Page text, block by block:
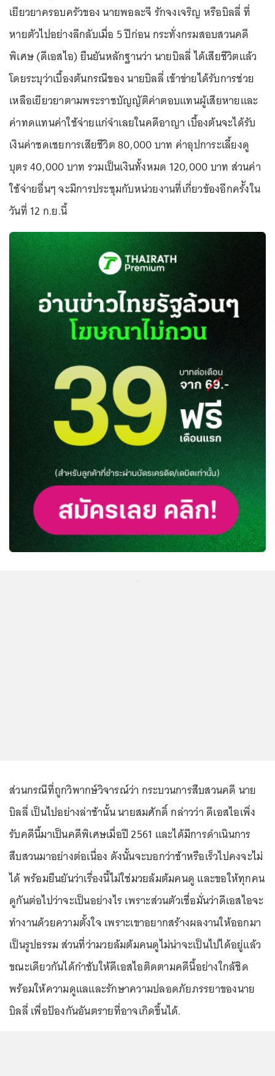
เยียวยาครอบครัวของ นายพอละจี รักจงเจริญ หรือบิลลี่ ที่
หายตัวไปอย่างลึกลับเมื่อ 5 ปีก่อน กระทั่งกรมสอบสวนคดี
พิเศษ (ดีเอสไอ) ยืนยันหลักฐานว่า นายบิลลี่ ได้เสียชีวิตแล้ว
โดยระบุว่าเบื้องต้นกรณีของ นายบิลลี่ เข้าข่ายได้รับการช่วย
เหลือเยียวยาตามพระราชบัญญัติค่าตอบแทนผู้เสียหายและ
ค่าทดแทนค่าใช้จ่ายแก่จำเลยในคดีอาญา เบื้องต้นจะได้รับ
เงินค่าชดเชยการเสียชีวิต 80,000 บาท ค่าอุปการะเลี้ยงดู
บุตร 40,000 บาท รวมเป็นเงินทั้งหมด 120,000 บาท ส่วนค่า
ใช้จ่ายอื่นๆ จะมีการประชุมกับหน่วยงานที่เกี่ยวข้องอีกคร้ังใน
วันที่ 12 ก.ย.นี้
ส่วนกรณีที่ถูกวิพากษ์วิจารณ์ว่า กระบวนการสืบสวนคดี นาย
บิลลี่ เป็นไปอย่างล่าช้านั้น นายสมศักดิ์ กล่าวว่า ดีเอสไอเพิ่ง
รับคดีนี้มาเป็นคดีพิเศษเมื่อปี 2561 และได้มีการดำเนินการ
สืบสวนมาอย่างต่อเนื่อง ดังนั้นจะบอกว่าช้าหรือเร็วไปคงจะไม่
ได้ พร้อมยืนยันว่าเรื่องนี้ไม่ใช่มวยล้มต้มคนดู และขอให้ทุกคน
ดูกันต่อไปว่าจะเป็นอย่างไร เพราะส่วนตัวเชื่อมั่นว่าดีเอสไอจะ
ทำงานด้วยความตั้งใจ เพราะเขาอยากสร้างผลงานให้ออกมา
เป็นรูปธรรม ส่วนที่ว่ามวยล้มต้มคนดูไม่น่าจะเป็นไปได้อยู่แล้ว
ขณะเดียวกันได้กำชับให้ดีเอสไอติดตามคดีนี้อย่างใกล้ชิด
พร้อมให้ความดูแลและรักษาความปลอดภัยภรรยาของนาย
บิลลี่ เพื่อป้องกันอันตรายที่อาจเกิดขึ้นได้.